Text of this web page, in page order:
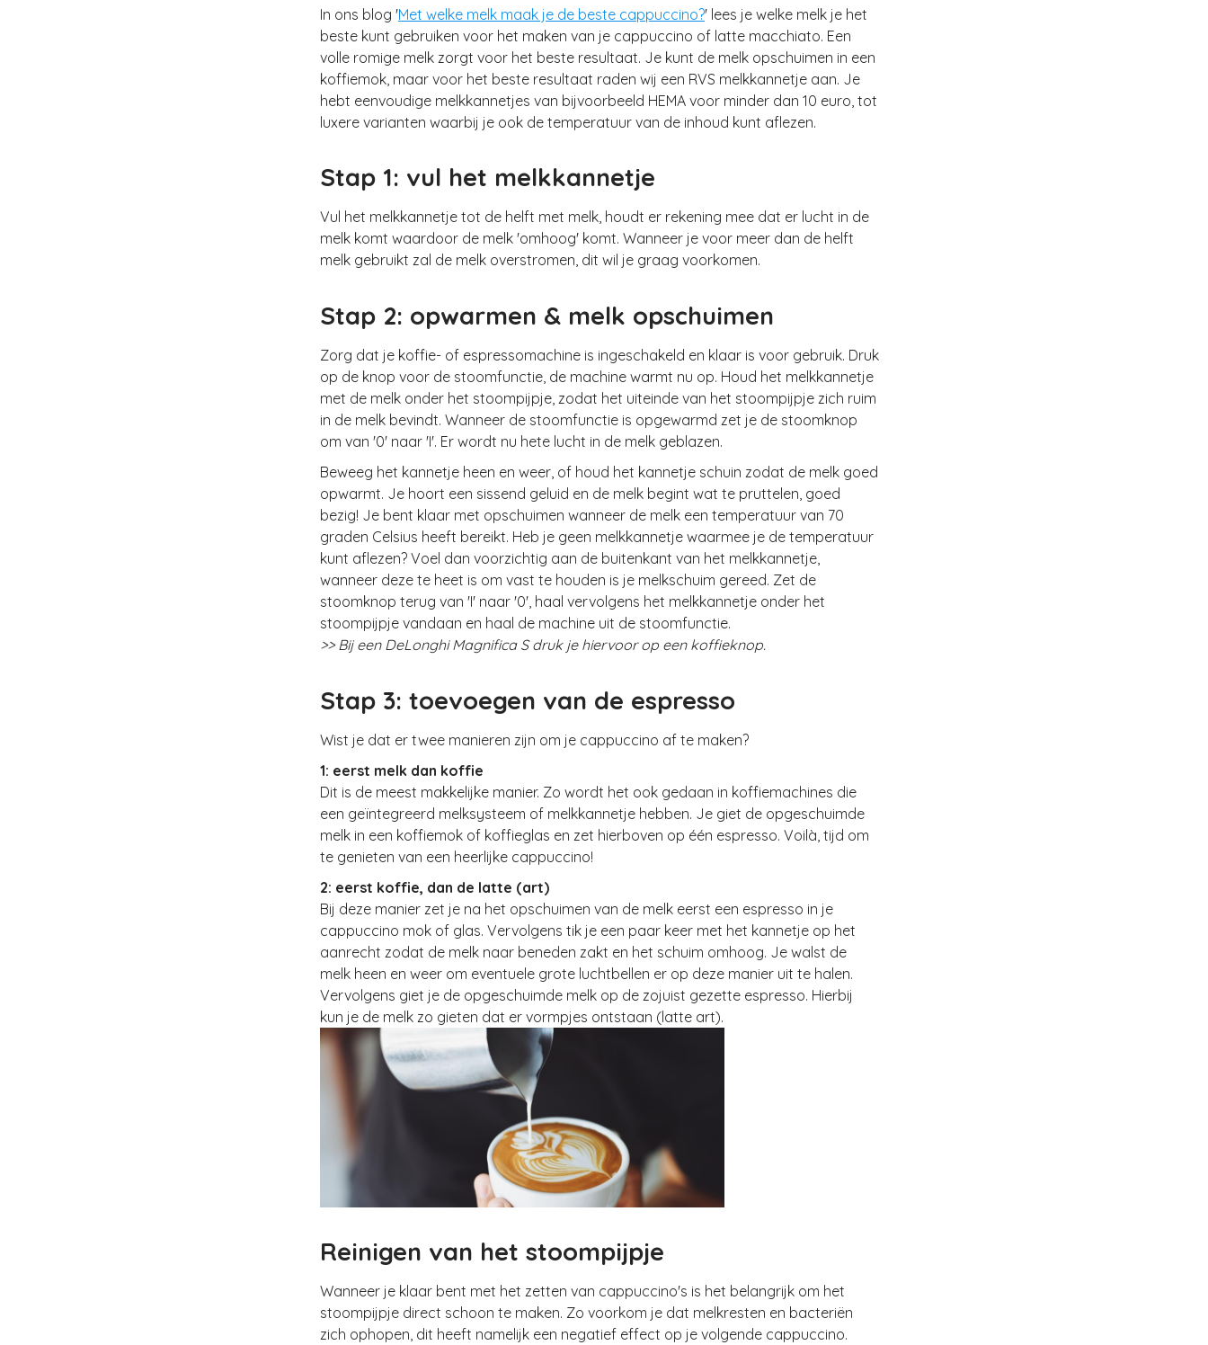
In ons blog 'Met welke melk maak je de beste cappuccino?' lees je welke melk je het
beste kunt gebruiken voor het maken van je cappuccino of latte macchiato. Een
volle romige melk zorgt voor het beste resultaat. Je kunt de melk opschuimen in een
koffiemok, maar voor het beste resultaat raden wij een RVS melkkannetje aan. Je
hebt eenvoudige melkkannetjes van bijvoorbeeld HEMA voor minder dan 10 euro, tot
luxere varianten waarbij je ook de temperatuur van de inhoud kunt aflezen.
Stap 1: vul het melkkannetje
Vul het melkkannetje tot de helft met melk, houdt er rekening mee dat er lucht in de
melk komt waardoor de melk 'omhoog' komt. Wanneer je voor meer dan de helft
melk gebruikt zal de melk overstromen, dit wil je graag voorkomen.
Stap 2: opwarmen & melk opschuimen
Zorg dat je koffie- of espressomachine is ingeschakeld en klaar is voor gebruik. Druk
op de knop voor de stoomfunctie, de machine warmt nu op. Houd het melkkannetje
met de melk onder het stoompijpje, zodat het uiteinde van het stoompijpje zich ruim
in de melk bevindt. Wanneer de stoomfunctie is opgewarmd zet je de stoomknop
om van '0' naar 'I'. Er wordt nu hete lucht in de melk geblazen.
Beweeg het kannetje heen en weer, of houd het kannetje schuin zodat de melk goed
opwarmt. Je hoort een sissend geluid en de melk begint wat te pruttelen, goed
bezig! Je bent klaar met opschuimen wanneer de melk een temperatuur van 70
graden Celsius heeft bereikt. Heb je geen melkkannetje waarmee je de temperatuur
kunt aflezen? Voel dan voorzichtig aan de buitenkant van het melkkannetje,
wanneer deze te heet is om vast te houden is je melkschuim gereed. Zet de
stoomknop terug van 'I' naar '0', haal vervolgens het melkkannetje onder het
stoompijpje vandaan en haal de machine uit de stoomfunctie.
>> Bij een DeLonghi Magnifica S druk je hiervoor op een koffieknop.
Stap 3: toevoegen van de espresso
Wist je dat er twee manieren zijn om je cappuccino af te maken?
1: eerst melk dan koffie
Dit is de meest makkelijke manier. Zo wordt het ook gedaan in koffiemachines die
een geïntegreerd melksysteem of melkkannetje hebben. Je giet de opgeschuimde
melk in een koffiemok of koffieglas en zet hierboven op één espresso. Voilà, tijd om
te genieten van een heerlijke cappuccino!
2: eerst koffie, dan de latte (art)
Bij deze manier zet je na het opschuimen van de melk eerst een espresso in je
cappuccino mok of glas. Vervolgens tik je een paar keer met het kannetje op het
aanrecht zodat de melk naar beneden zakt en het schuim omhoog. Je walst de
melk heen en weer om eventuele grote luchtbellen er op deze manier uit te halen.
Vervolgens giet je de opgeschuimde melk op de zojuist gezette espresso. Hierbij
kun je de melk zo gieten dat er vormpjes ontstaan (latte art).
Reinigen van het stoompijpje
Wanneer je klaar bent met het zetten van cappuccino's is het belangrijk om het
stoompijpje direct schoon te maken. Zo voorkom je dat melkresten en bacteriën
zich ophopen, dit heeft namelijk een negatief effect op je volgende cappuccino.